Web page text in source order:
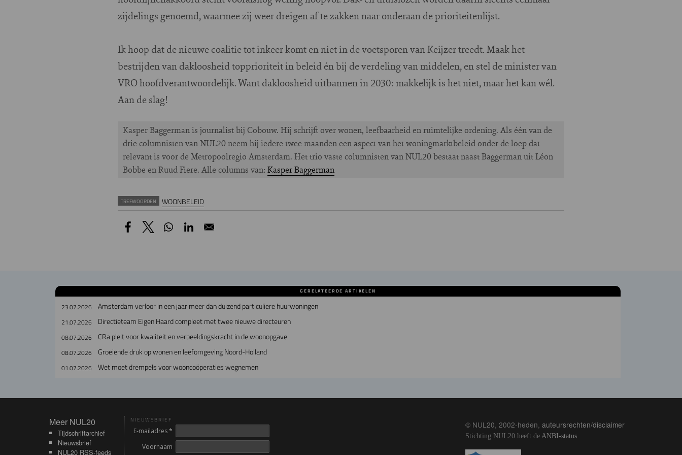
zijdelings genoemd, waarmee zij weer dreigen af te zakken naar onderaan de prioriteitenlijst.
Ik hoop dat de nieuwe coalitie tot inkeer komt en niet in de voetsporen van Keijzer treedt. Maak het
bestrijden van dakloosheid topprioriteit in beleid én bij de verdeling van middelen, en stel de minister van
VRO hoofdverantwoordelijk. Want dakloosheid uitbannen in 2030: makkelijk is het niet, maar het kan wél.
Aan de slag!
Kasper Baggerman is journalist bij Cobouw. Hij schrijft over wonen, leefbaarheid en ruimtelijke ordening. Als één van de
drie columnisten van NUL20 neem hij iedere twee maanden een aspect van het woningmarktbeleid onder de loep dat
relevant is voor de Metropoolregio Amsterdam. Het trio vaste columnisten van NUL20 bestaat naast Baggerman uit Léon
Bobbe en Ruud Fiere. Alle columns van: Kasper Baggerman
TREFWOORDEN WOONBELEID
GERELATEERDE ARTIKELEN
23.07.2026 Amsterdam verloor in een jaar meer dan duizend particuliere huurwoningen
21.07.2026 Directieteam Eigen Haard compleet met twee nieuwe directeuren
08.07.2026 CRa pleit voor kwaliteit en verbeeldingskracht in de woonopgave
08.07.2026 Groeiende druk op wonen en leefomgeving Noord-Holland
01.07.2026 Wet moet drempels voor wooncoöperaties wegnemen
Meer NUL20
Meer NUL20
Tijdschriftarchief
Nieuwsbrief
NUL20 RSS-feeds
NIEUWSBRIEF
E-mailadres *
Voornaam
© NUL20, 2002-heden, auteursrechten/disclaimer
Stichting NUL20 heeft de ANBI-status.